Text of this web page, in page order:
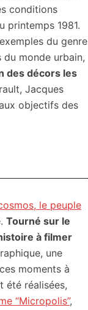
conditions
printemps 1981.
du genre
monde urbain,
des décors les
Jacques
objectifs des
le peuple
Tourné sur le
à filmer
une
moments à
été réalisées,
“Micropolis”,